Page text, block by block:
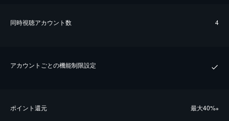
同時視聴アカウント数 4
アカウントごとの機能制限設定
ポイント還元 最⼤40%※